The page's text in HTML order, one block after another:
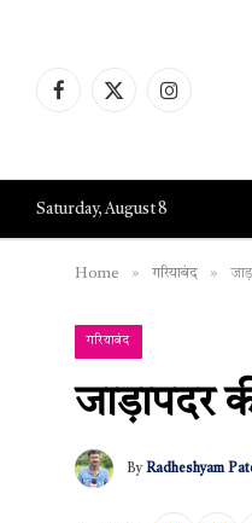
Facebook
X
Instagram
Saturday, August 8
Home » गरियाबंद »
गरियाबंद
जाड़ापदर
By Radheshyam